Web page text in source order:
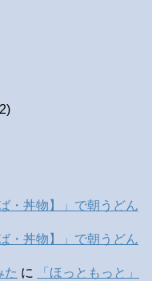
・丼物】」で朝うどん
・丼物】」で朝うどん
た に
「ほっともっと」